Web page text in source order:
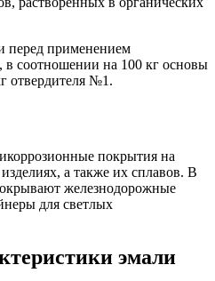
перед применением
в соотношении на 100 кг основы
отвердителя №1.
покрытия на
а также их сплавов. В
железнодорожные
для светлых
эмали